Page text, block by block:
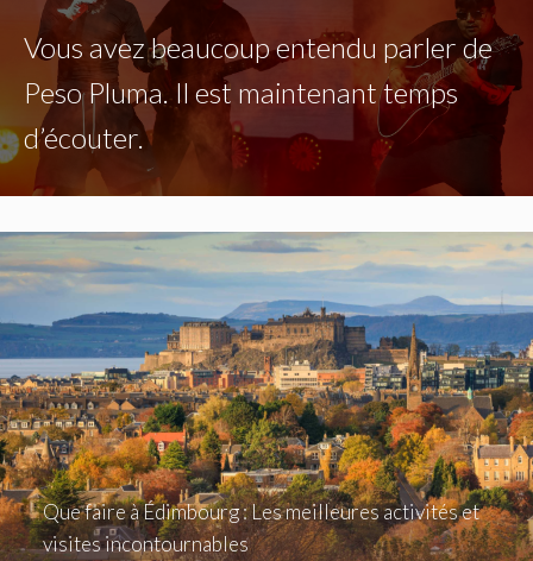
Vous avez beaucoup entendu parler de
Peso Pluma. Il est maintenant temps
d’écouter.
Que faire à Édimbourg : Les meilleures activités et
visites incontournables